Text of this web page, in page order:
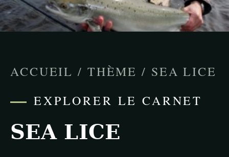
ACCUEIL / THÈME / SEA LICE
EXPLORER LE CARNET
SEA LICE